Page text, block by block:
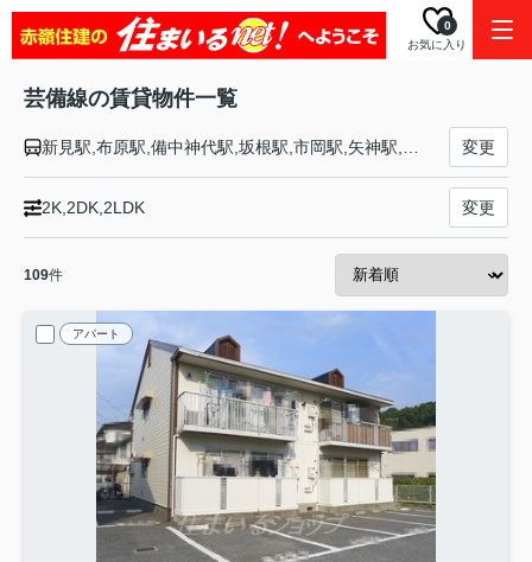
お気に入り
0
芸備線の賃貸物件一覧
変更
2K,2DK,2LDK 変更
109件
アパート